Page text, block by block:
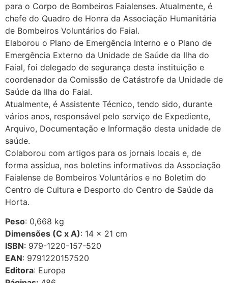
para o Corpo de Bombeiros Faialenses. Atualmente, é
chefe do Quadro de Honra da Associação Humanitária
de Bombeiros Voluntários do Faial.
Elaborou o Plano de Emergência Interno e o Plano de
Emergência Externo da Unidade de Saúde da Ilha do
Faial, foi delegado de segurança desta instituição e
coordenador da Comissão de Catástrofe da Unidade de
Saúde da Ilha do Faial.
Atualmente, é Assistente Técnico, tendo sido, durante
vários anos, responsável pelo serviço de Expediente,
Arquivo, Documentação e Informação desta unidade de
saúde.
Colaborou com artigos para os jornais locais e, de
forma assídua, nos boletins informativos da Associação
Faialense de Bombeiros Voluntários e no Boletim do
Centro de Cultura e Desporto do Centro de Saúde da
Horta.
Peso: 0,668 kg
Dimensões (C x A): 14 × 21 cm
ISBN: 979-1220-157-520
EAN: 9791220157520
Editora: Europa